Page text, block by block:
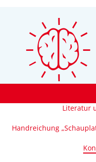
Literatur
Handreichung